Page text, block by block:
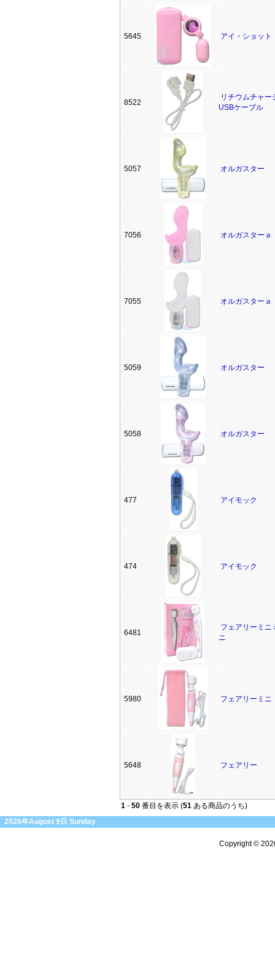
5645 アイ・ショット
8522
リチウムチャー
USBケーブル
5057 オルガスター
7056 オルガスターａ
7055 オルガスターａ
5059 オルガスター
5058 オルガスター
477 アイモック
474 アイモック
6481
フェアリーミニ
ニ
5980 フェアリーミニ
5648 フェアリー
1 - 50 番目を表示 (51 ある商品のうち)
2026年August 9日 Sunday
Copyright ©